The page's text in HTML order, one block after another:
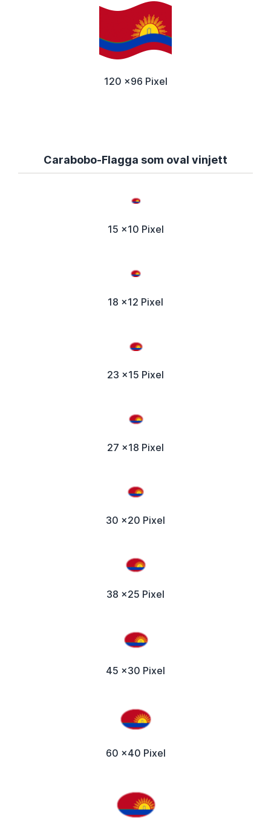
120 x96 Pixel
Carabobo-Flagga som oval vinjett
15 x10 Pixel
18 x12 Pixel
23 x15 Pixel
27 x18 Pixel
30 x20 Pixel
38 x25 Pixel
45 x30 Pixel
60 x40 Pixel